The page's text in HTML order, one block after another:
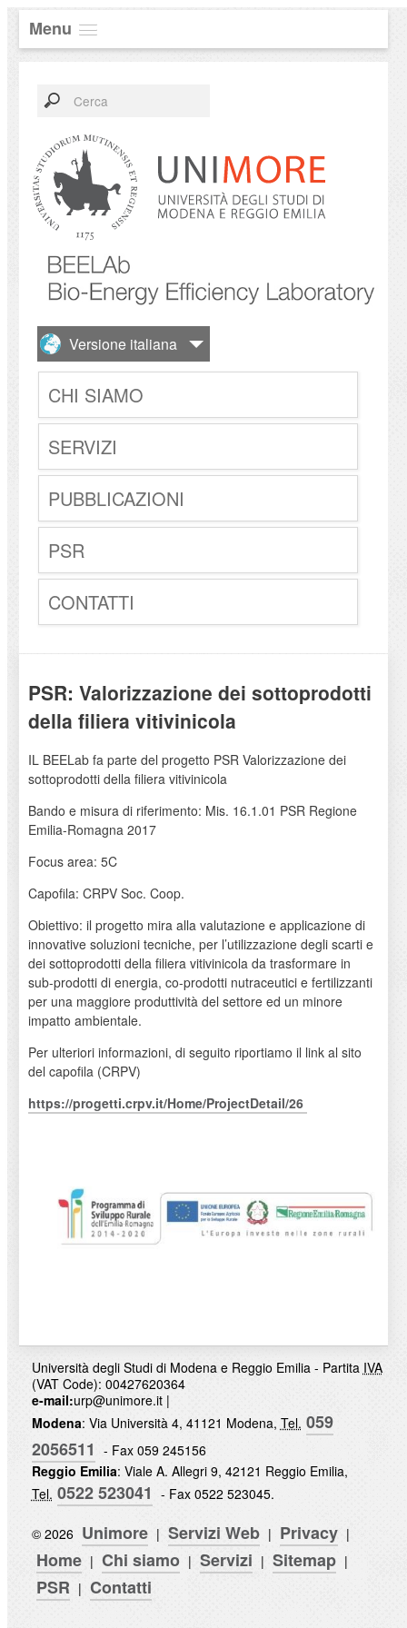
Menu
CHI SIAMO
SERVIZI
PUBBLICAZIONI
PSR
CONTATTI
PSR: Valorizzazione dei sottoprodotti
della filiera vitivinicola
IL BEELab fa parte del progetto PSR Valorizzazione dei
sottoprodotti della filiera vitivinicola
Bando e misura di riferimento: Mis. 16.1.01 PSR Regione
Emilia-Romagna 2017
Focus area: 5C
Capofila: CRPV Soc. Coop.
Obiettivo: il progetto mira alla valutazione e applicazione di
innovative soluzioni tecniche, per l’utilizzazione degli scarti e
dei sottoprodotti della filiera vitivinicola da trasformare in
sub-prodotti di energia, co-prodotti nutraceutici e fertilizzanti
per una maggiore produttività del settore ed un minore
impatto ambientale.
Per ulteriori informazioni, di seguito riportiamo il link al sito
del capofila (CRPV)
https://progetti.crpv.it/Home/ProjectDetail/26
Università degli Studi di Modena e Reggio Emilia - Partita IVA
(VAT Code): 00427620364
e-mail:urp@unimore.it|
Modena: Via Università 4, 41121 Modena, Tel. 059
2056511 - Fax 059 245156
Reggio Emilia: Viale A. Allegri 9, 42121 Reggio Emilia,
Tel. 0522 523041 - Fax 0522 523045.
© 2026 Unimore | Servizi Web | Privacy |
Home | Chi siamo | Servizi | Sitemap |
PSR | Contatti